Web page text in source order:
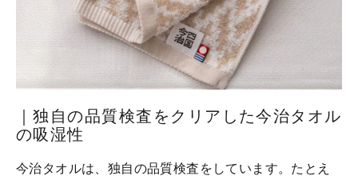
｜独自の品質検査をクリアした今治タオル
の吸湿性
今治タオルは、独自の品質検査をしています。たとえ